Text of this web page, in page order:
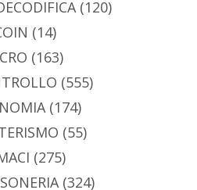
(120)
(14)
(163)
(555)
(174)
(55)
(275)
(324)